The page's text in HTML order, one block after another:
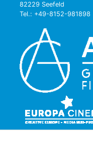
82229 Seefeld
Tel.: +49-8152-981898